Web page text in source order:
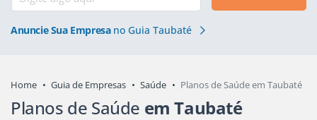
Anuncie Sua Empresano Guia Taubaté
Home Guia de Empresas Saúde Planos de Saúde em Taubaté
Planos de Saúde em Taubaté